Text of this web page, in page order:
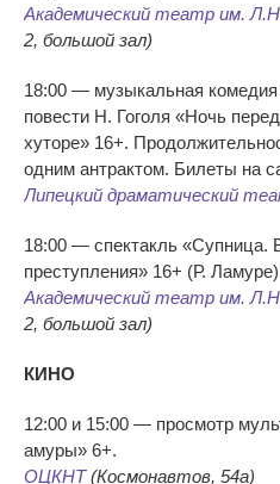
Академический театр им.
2, большой зал)
18:00 — музыкальная комедия
повести Н. Гоголя «Ночь
хуторе» 16+.
одним антрактом. Билеты на
Липецкий драматический
18:00 — спектакль «Супница.
преступления» 16+ (Р.
Академический театр им.
2, большой зал)
КИНО
12:00 и 15:00 — просмотр
амуры» 6+.
ОЦКНТ(Космонавтов, 54а)